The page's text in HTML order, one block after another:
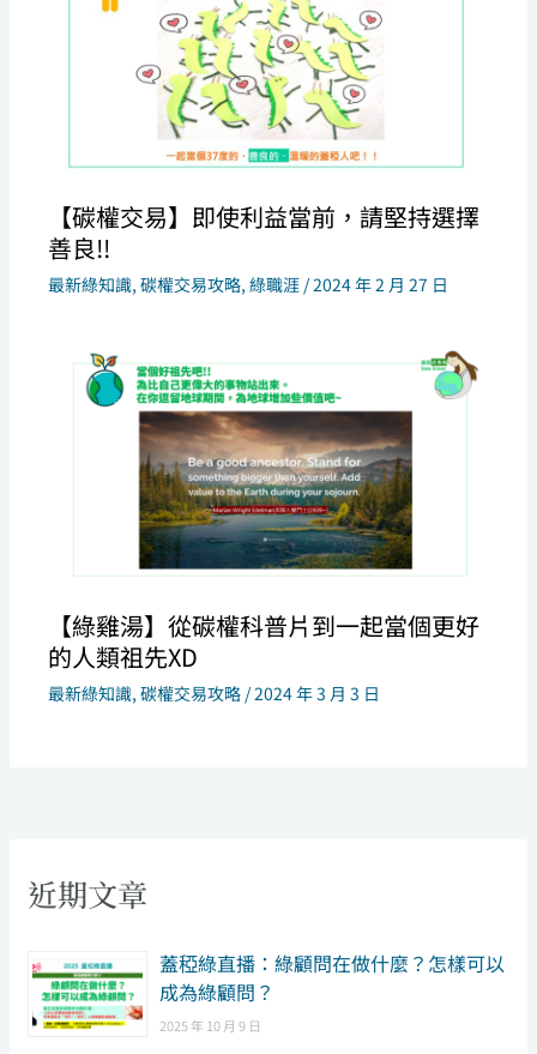
【碳權交易】即使利益當前，請堅持選擇
善良!!
最新綠知識,碳權交易攻略,綠職涯 /2024 年 2 月 27 日
【綠雞湯】從碳權科普片到一起當個更好
的人類祖先XD
最新綠知識,碳權交易攻略 /2024 年 3 月 3 日
近期文章
​蓋稏綠直播：綠顧問在做什麼？怎樣可以
成為綠顧問？
2025 年 10 月 9 日